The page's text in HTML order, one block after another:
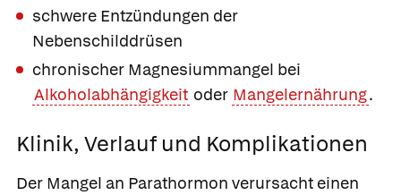
schwere Entzündungen der
Nebenschilddrüsen
chronischer Magnesiummangel bei
Alkoholabhängigkeit oder Mangelernährung.
Klinik, Verlauf und Komplikationen
Der Mangel an Parathormon verursacht einen